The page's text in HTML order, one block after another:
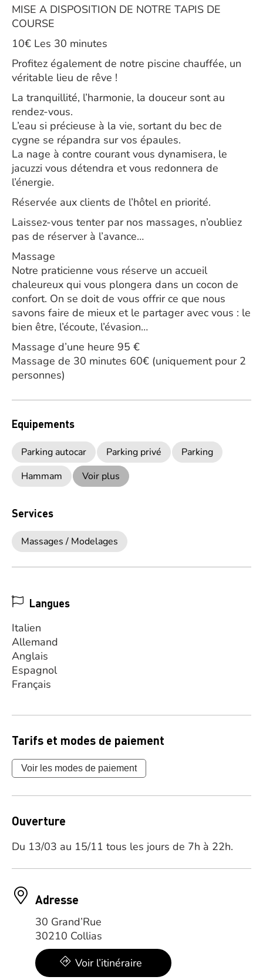
MISE A DISPOSITION DE NOTRE TAPIS DE
COURSE
10€ Les 30 minutes
Profitez également de notre piscine chauffée, un
véritable lieu de rêve !
La tranquillité, l’harmonie, la douceur sont au
rendez-vous.
L’eau si précieuse à la vie, sortant du bec de
cygne se répandra sur vos épaules.
La nage à contre courant vous dynamisera, le
jacuzzi vous détendra et vous redonnera de
l’énergie.
Réservée aux clients de l’hôtel en priorité.
Laissez-vous tenter par nos massages, n’oubliez
pas de réserver à l’avance…
Massage
Notre praticienne vous réserve un accueil
chaleureux qui vous plongera dans un cocon de
confort. On se doit de vous offrir ce que nous
savons faire de mieux et le partager avec vous : le
bien être, l’écoute, l’évasion…
Massage d’une heure 95 €
Massage de 30 minutes 60€ (uniquement pour 2
personnes)
Equipements
Parking autocar Parking privé
Parking
Hammam
Voir plus
Services
Massages / Modelages
Langues
Italien
Allemand
Anglais
Espagnol
Français
Tarifs et modes de paiement
Voir les modes de paiement
Ouverture
Du 13/03 au 15/11 tous les jours de 7h à 22h.
Adresse
30 Grand’Rue
30210 Collias
Voir l’itinéraire